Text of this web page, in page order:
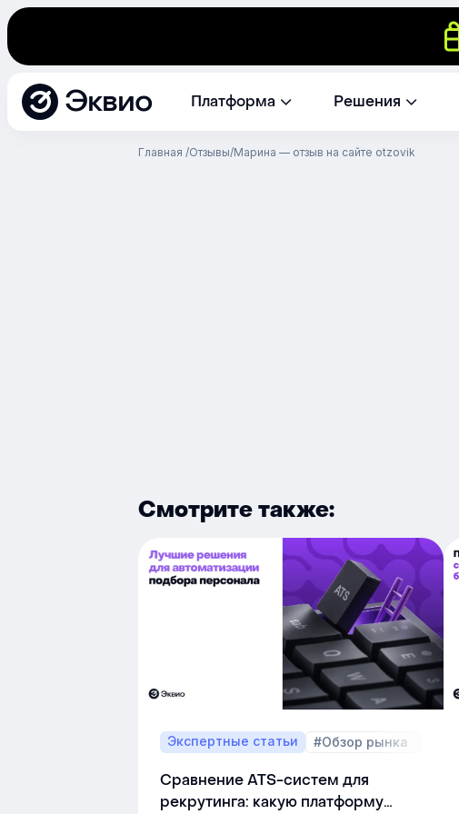
Эквио Платформа Решения
Главная Отзывы Марина — отзыв на сайте otzovik
Смотрите также:
Экспертные статьи #Обзор рынка
Сравнение ATS-систем для
рекрутинга: какую платформу